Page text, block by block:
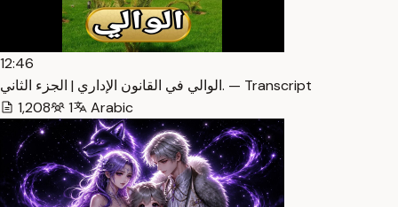
12:46
الوالي في القانون الإداري | الجزء الثاني. — Transcript
1,208
1 Arabic